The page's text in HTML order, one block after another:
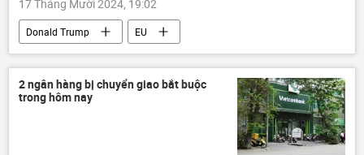
17 Tháng Mười 2024, 19:02
Donald Trump
EU
Liên minh châu Âu
Châu Âu
Kamala Harris
bầu cử Tổng thống Hoa Kỳ
Thế giới
2 ngân hàng bị chuyển giao bắt buộc
trong hôm nay